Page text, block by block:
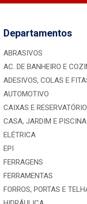
Departamentos
ABRASIVOS
AC. DE BANHEIRO E
ADESIVOS, COLAS E
AUTOMOTIVO
CAIXAS E
CASA, JARDIM E PISCINA
ELÉTRICA
EPI
FERRAGENS
FERRAMENTAS
FORROS, PORTAS E